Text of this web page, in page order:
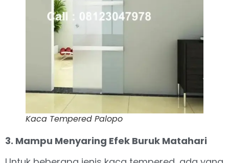
Kaca Tempered Palopo
3. Mampu Menyaring Efek Buruk Matahari